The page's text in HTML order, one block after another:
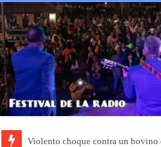
Violento choque contra un bovino